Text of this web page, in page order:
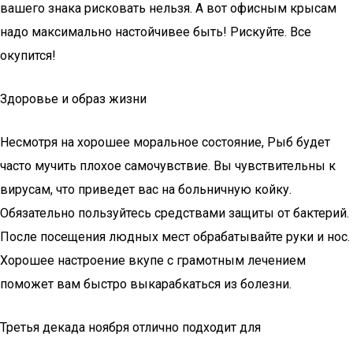
вашего знака рисковать нельзя. А вот офисным крысам
надо максимально настойчивее быть! Рискуйте. Все
окупится!
Здоровье и образ жизни
Несмотря на хорошее моральное состояние, Рыб будет
часто мучить плохое самочувствие. Вы чувствительны к
вирусам, что приведет вас на больничную койку.
Обязательно пользуйтесь средствами защиты от бактерий.
После посещения людных мест обрабатывайте руки и нос.
Хорошее настроение вкупе с грамотным лечением
поможет вам быстро выкарабкаться из болезни.
Третья декада ноября отлично подходит для